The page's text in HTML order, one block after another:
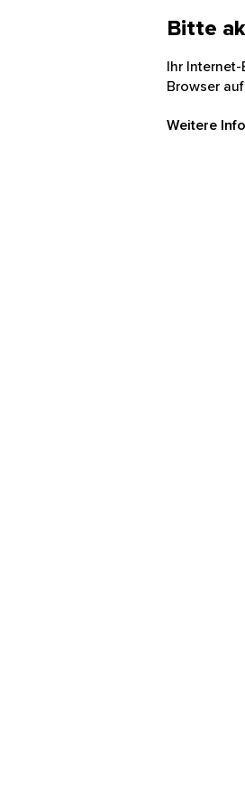
Bitte
Ihr
Browser
Weitere